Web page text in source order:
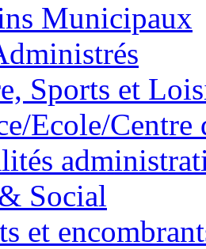
Municipaux
Sports et
Ecole/Centre
Social
et